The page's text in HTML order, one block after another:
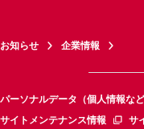
お知らせ 企業情報
パーソナルデータ（個人情報な
サイトメンテナンス情報
サ